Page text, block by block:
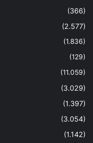
(366)
(2.577)
(1.836)
(129)
(11.059)
(3.029)
(1.397)
(3.054)
(1.142)